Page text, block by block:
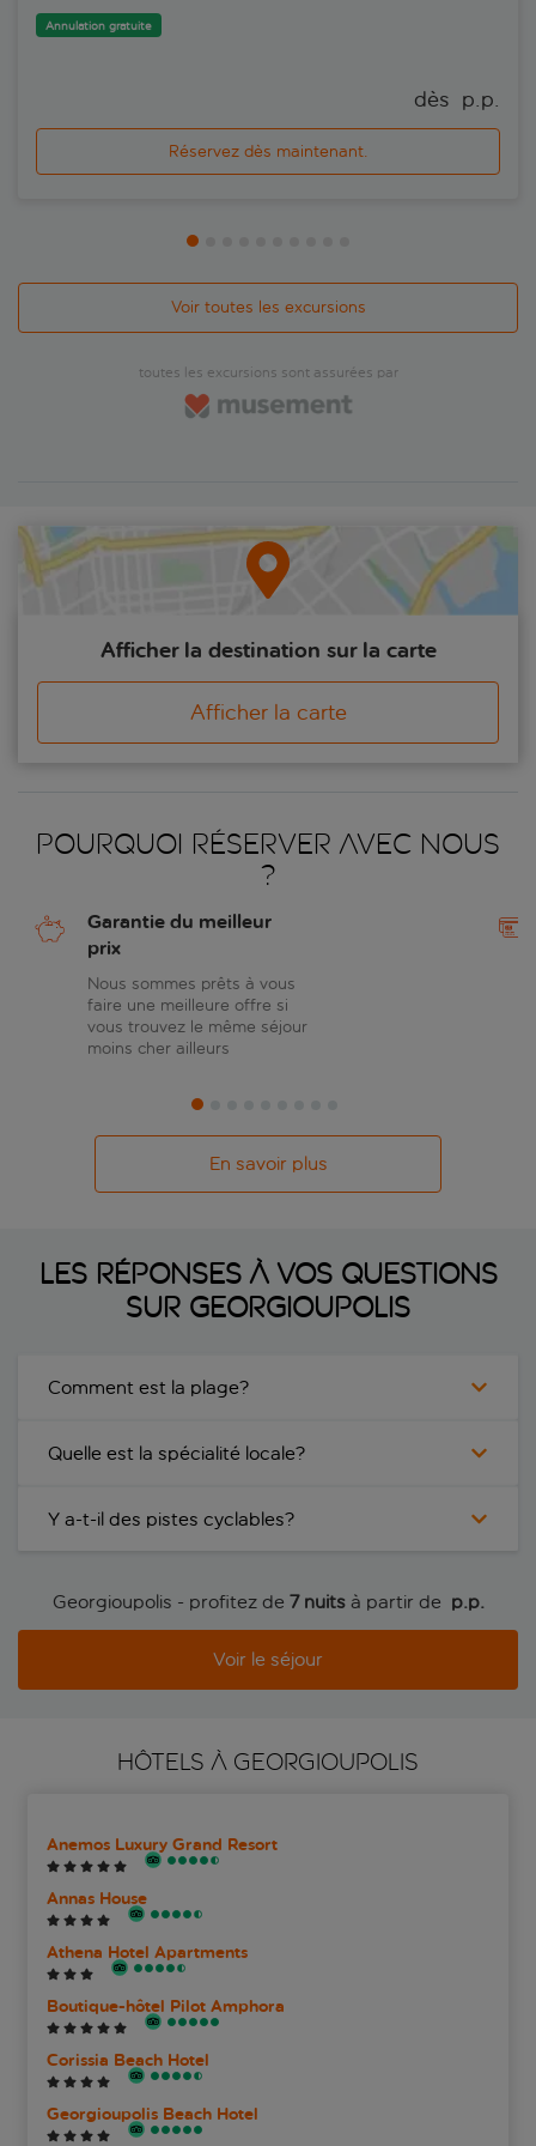
Annulation gratuite
dès p.p.
Réservez dès maintenant.
Voir toutes les excursions
toutes les excursions sont assurées par
Afficher la destination sur la carte
Afficher la carte
Pourquoi réserver avec nous
?
Garantie du meilleur
prix
Nous sommes prêts à vous
faire une meilleure offre si
vous trouvez le même séjour
moins cher ailleurs
En savoir plus
Les réponses à vos questions
sur Georgioupolis
Comment est la plage?
Quelle est la spécialité locale?
Y a-t-il des pistes cyclables?
Georgioupolis - profitez de 7 nuitsà partir de p.p.
Voir le séjour
HÔTELS À GEORGIOUPOLIS
Anemos Luxury Grand Resort
Annas House
Athena Hotel Apartments
Boutique-hôtel Pilot Amphora
Corissia Beach Hotel
Georgioupolis Beach Hotel